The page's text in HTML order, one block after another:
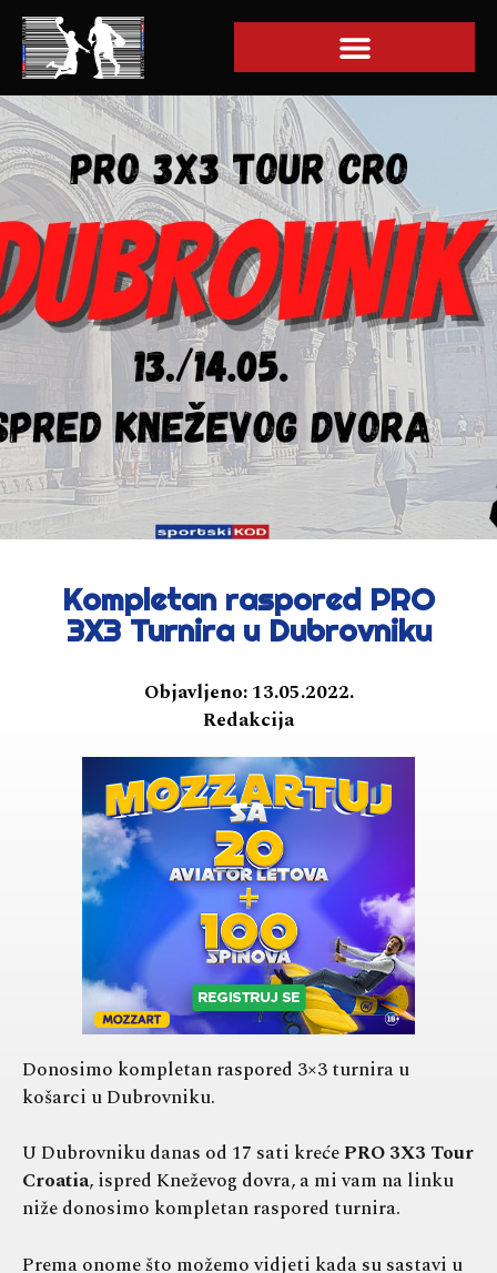
Kompletan raspored PRO
3X3 Turnira u Dubrovniku
Objavljeno: 13.05.2022.
Redakcija
Donosimo kompletan raspored 3×3 turnira u
košarci u Dubrovniku.
U Dubrovniku danas od 17 sati krećePRO 3X3 Tour
Croatia, ispred Kneževog dovra, a mi vam na linku
niže donosimo kompletan raspored turnira.
Prema onome što možemo vidjeti kada su sastavi u